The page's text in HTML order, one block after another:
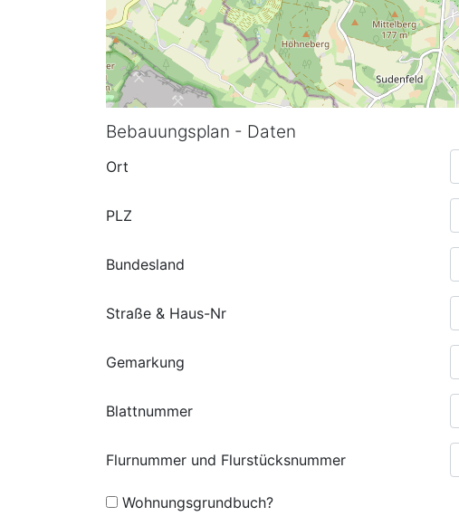
Bebauungsplan - Daten
Ort
PLZ
Bundesland
Straße & Haus-Nr
Gemarkung
Blattnummer
Flurnummer und Flurstücksnummer
Wohnungsgrundbuch?